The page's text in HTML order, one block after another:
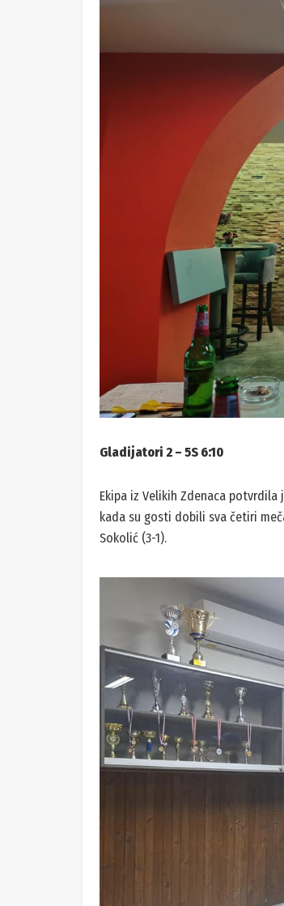
Gladijatori 2 – 5S 6:10
Ekipa iz Velikih Zdenaca
kada su gosti dobili sva četiri
Sokolić (3-1).